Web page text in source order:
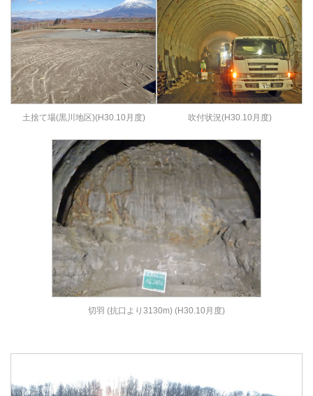
土捨て場(黒川地区)(H30.10月度) 吹付状況(H30.10月度)
切羽 (抗口より3130m) (H30.10月度)